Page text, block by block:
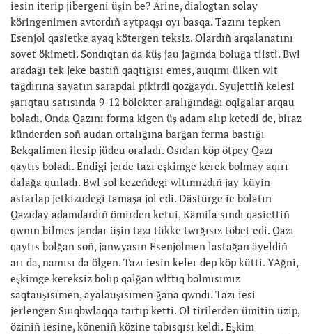
iesin iterip jibergeni üşin be? Ärine, dialogtan solay
köringenimen avtordıñ aytpaqşı oyı basqa. Tazını tepken
Esenjol qasietke ayaq kötergen teksiz. Olardıñ arqalanatını
sovet ökimeti. Sondıqtan da küş jau jağında boluğa tiisti. Bwl
aradağı tek jeke bastıñ qaqtığısı emes, auqımı ülken wlt
tağdırına sayatın sarapdal pikirdi qozğaydı. Syujettiñ kelesi
şarıqtau satısında 9-12 bölekter aralığındağı oqiğalar arqau
boladı. Onda Qazını forma kigen üş adam alıp ketedi de, biraz
künderden soñ audan ortalığına barğan ferma bastığı
Bekqalimen ilesip jüdeu oraladı. Osıdan köp ötpey Qazı
qaytıs boladı. Endigi jerde tazı eşkimge kerek bolmay aqırı
dalağa quıladı. Bwl sol kezeñdegi wltımızdıñ jay-küyin
astarlap jetkizudegi tamaşa jol edi. Dästürge ie bolatın
Qazıday adamdardıñ ömirden ketui, Kämila sındı qasiettiñ
qwnın bilmes jandar üşin tazı tükke twrğısız töbet edi. Qazı
qaytıs bolğan soñ, janwyasın Esenjolmen lastağan äyeldiñ
arı da, namısı da ölgen. Tazı iesin keler dep köp kütti. YAğni,
eşkimge kereksiz bolıp qalğan wlttıq bolmısımız
saqtauşısımen, ayalauşısımen ğana qwndı. Tazı iesi
jerlengen Suıqbwlaqqa tartıp ketti. Ol tirilerden ümitin üzip,
öziniñ iesine, köneniñ közine tabısqısı keldi. Eşkim